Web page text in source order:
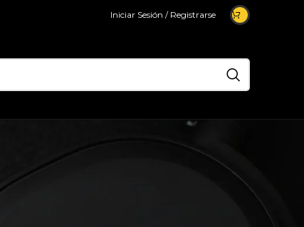
Iniciar Sesión / Registrarse